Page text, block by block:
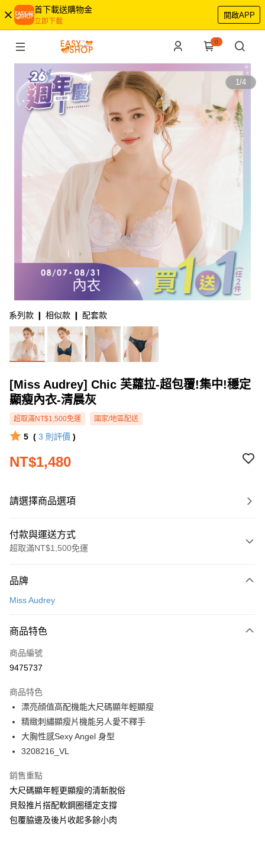
首下載送購物金
立即下載
開啟APP
0
1/4
系列款 ❙ 相似款 ❙ 配套款
[Miss Audrey] Chic 芙蘿拉-超包覆!集中!穩定
顯瘦內衣-清晨灰
超取滿NT$1,500免運 國家/地區配送
5 ( 3 則評價 )
NT$1,480
請選擇商品選項
付款與運送方式
超取滿NT$1,500免運
信用卡一次付款
LINE Pay
Apple Pay
Google Pay
全支付
全盈+PAY
相關說明
【關於「AFTEE先享後付」】
AFTEE先享後付是「在收到商品之後才付款」的支付方式。 讓您購物簡單
１．簡單：不需註冊會員、不需綁卡、不需儲值。
ATM付款
品牌
Miss Audrey
商品特色
商品編號
9475737
商品特色
漂亮顔值高配機能大尺碼顯年輕顯瘦
精緻刺繡顯瘦片機能另人愛不釋手
大胸性感Sexy Angel 身型
3208216_VL
銷售重點
大尺碼顯年輕更顯瘦的清新脫俗
貝殼推片搭配軟鋼圈穩定支撐
包覆脇邊及後片收起多餘小肉